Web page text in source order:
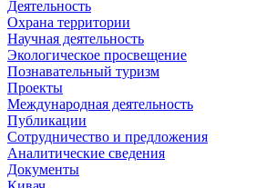
Деятельность
Охрана территории
Научная деятельность
Экологическое просвещение
Познавательный туризм
Проекты
Международная деятельность
Публикации
Сотрудничество и предложения
Аналитические сведения
Документы